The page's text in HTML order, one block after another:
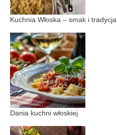
Kuchnia Włoska – smak i tradycja
Dania kuchni włoskiej